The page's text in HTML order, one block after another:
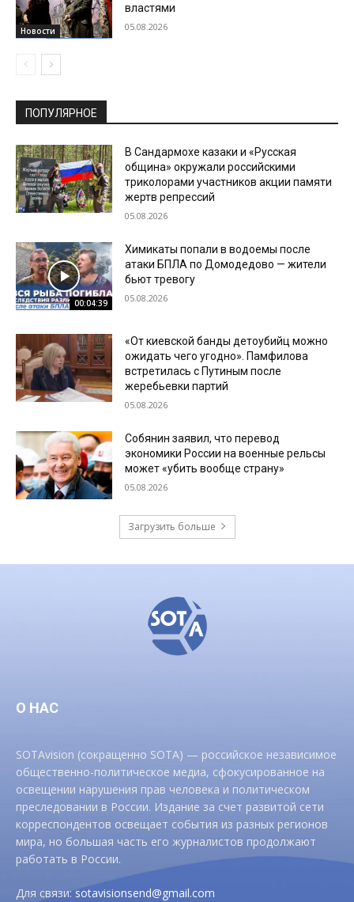
Новости
властями
05.08.2026
ПОПУЛЯРНОЕ
В Сандармохе казаки и «Русская
община» окружали российскими
триколорами участников акции памяти
жертв репрессий
05.08.2026
00:04:39
Химикаты попали в водоемы после
атаки БПЛА по Домодедово — жители
бьют тревогу
05.08.2026
«От киевской банды детоубийц можно
ожидать чего угодно». Памфилова
встретилась с Путиным после
жеребьевки партий
05.08.2026
Собянин заявил, что перевод
экономики России на военные рельсы
может «убить вообще страну»
05.08.2026
Загрузить больше
О НАС
SOTAvision (сокращенно SOTA) — российское независимое
общественно-политическое медиа, сфокусированное на
освещении нарушения прав человека и политическом
преследовании в России. Издание за счет развитой сети
корреспондентов освещает события из разных регионов
мира, но большая часть его журналистов продолжают
работать в России.
Для связи:sotavisionsend@gmail.com